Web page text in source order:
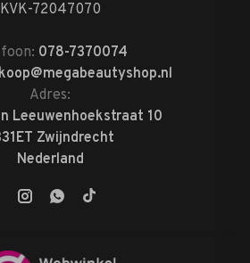
KVK-72047070
078-7370074
Adres:
Leeuwenhoekstraat 10
Zwijndrecht
Nederland